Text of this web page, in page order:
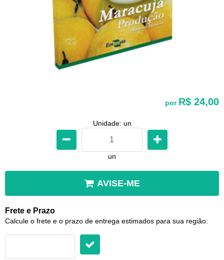
por R$ 24,00
Unidade: un
un
AVISE-ME
Frete e Prazo
Calcule o frete e o prazo de entrega estimados para sua região: